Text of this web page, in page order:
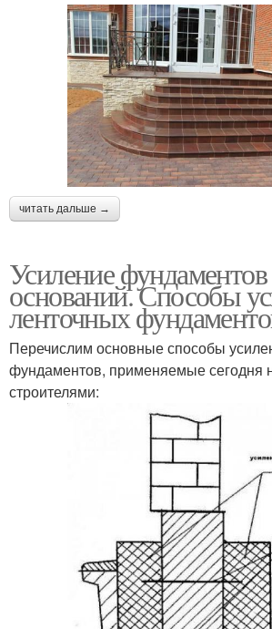
читать дальше →
Усиление
оснований. Способы
ленточных
Перечислим основные способы
фундаментов, применяемые сегодня
строителями: